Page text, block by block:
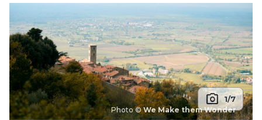
Photo ©We Make them Wonder
photo_camera 1/7